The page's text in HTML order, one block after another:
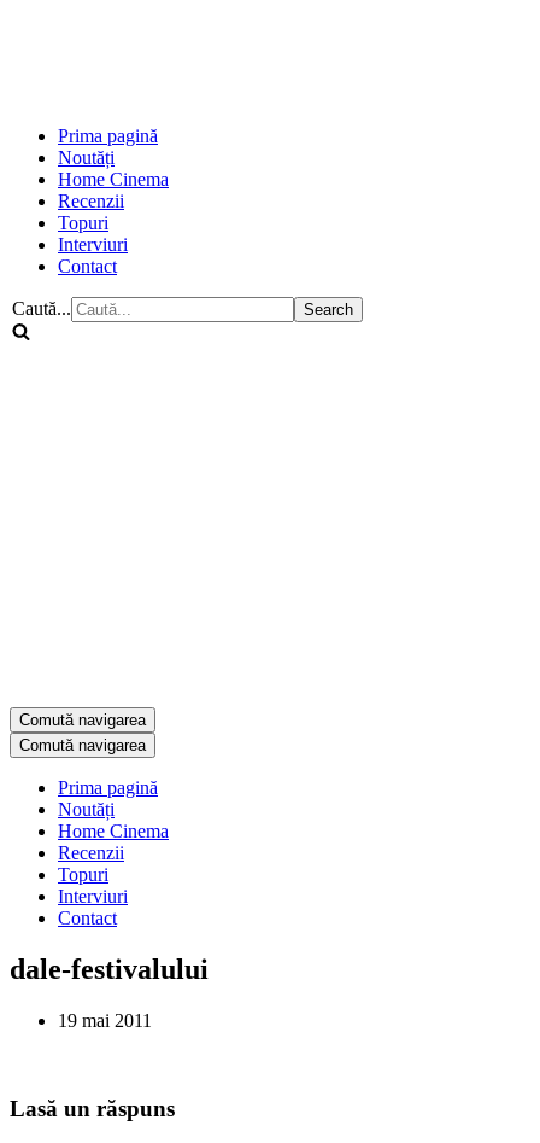
Prima pagină
Noutăți
Home Cinema
Recenzii
Topuri
Interviuri
Contact
Caută...
Comută navigarea
Comută navigarea
Prima pagină
Noutăți
Home Cinema
Recenzii
Topuri
Interviuri
Contact
dale-festivalului
19 mai 2011
Lasă un răspuns